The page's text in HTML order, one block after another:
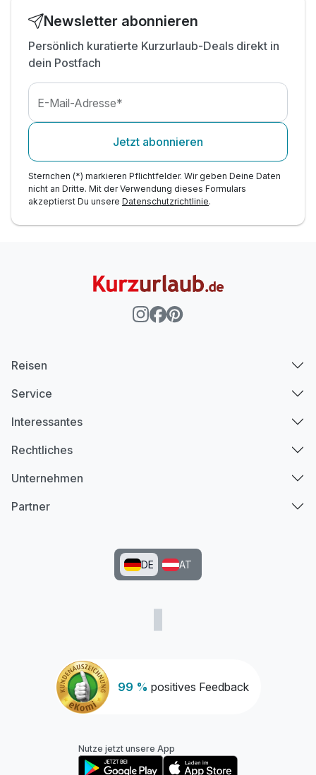
p.P. ab
inkl. Parkmöglichkeiten (nach Verfügbarkeit)
Newsletter abonnieren
Persönlich kuratierte Kurzurlaub-Deals direkt in
dein Postfach
E-Mail-Adresse*
Jetzt abonnieren
Sternchen (*) markieren Pflichtfelder. Wir geben Deine Daten
nicht an Dritte. Mit der Verwendung dieses Formulars
akzeptierst Du unsere Datenschutzrichtlinie.
99 % positives Feedback
Reisen
Service
Interessantes
Rechtliches
Unternehmen
Partner
DE AT
Nutze jetzt unsere App